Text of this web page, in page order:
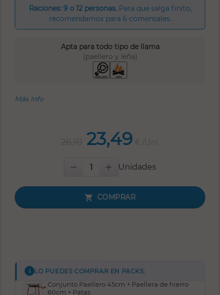
Raciones: 9 o 12 personas.Para que salga finito,
recomendamos para 6 comensales.
Apta para todo tipo de llama
(paellero y leña)
Más Info
23,49
  Unidades
 COMPRAR
LO PUEDES COMPRAR EN PACKS:
Conjunto Paellero 45cm + Paellera de hierro
60cm + Patas